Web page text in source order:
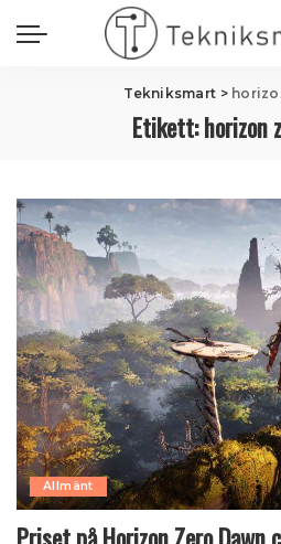
Tekniksmart >
Etikett:horizon
Allmänt